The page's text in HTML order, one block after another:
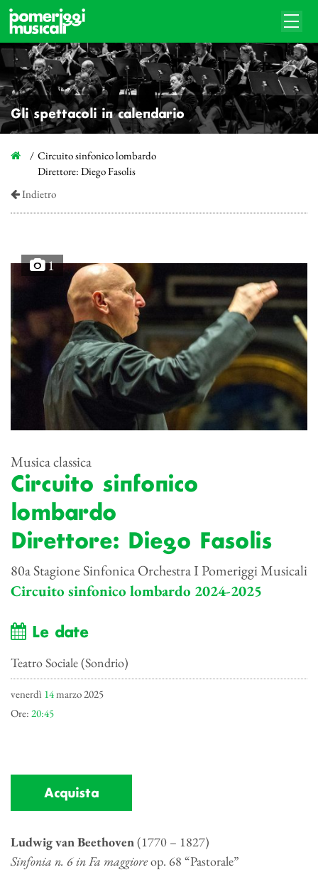
Gli spettacoli in calendario
Circuito sinfonico lombardo
Direttore: Diego Fasolis
Indietro
1
Musica classica
Circuito sinfonico
lombardo
Direttore: Diego Fasolis
80a Stagione Sinfonica Orchestra I Pomeriggi Musicali
Circuito sinfonico lombardo 2024-2025
Le date
Teatro Sociale (Sondrio)
venerdì 14marzo 2025
Ore: 20:45
Acquista
Ludwig van Beethoven(1770 – 1827)
Sinfonia n. 6 in Fa maggioreop. 68 “Pastorale”